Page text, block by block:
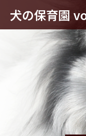
犬の保育園